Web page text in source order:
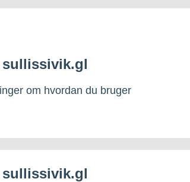
sullissivik.gl
om hvordan du bruger
sullissivik.gl